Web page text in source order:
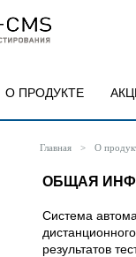
О ПРОДУКТЕ
Главная > О
ОБЩАЯ
Система
результатов